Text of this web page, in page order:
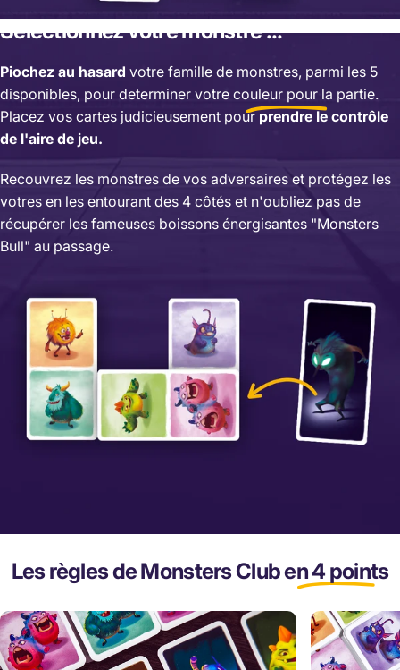
Sélectionnezvotremonstre...
Piochez au hasard votre famille de monstres, parmi les 5
disponibles, pour determiner votre couleur pour la partie.
Placez vos cartes judicieusement pourprendre le contrôle
de l'aire de jeu.
Recouvrez les monstres de vos adversaires et protégez les
votres en les entourant des 4 côtés et n'oubliez pas de
récupérer les fameuses boissons énergisantes "Monsters
Bull" au passage.
Restez discret afin d'éviter que vos adversaires ne
découvrent votre couleur.Mais attention !En fin de partie,
le Monstre Noirsortira de sa tanière pour
recouvrir les petits
monstres et les enlever,découvrant ainsi de nouveaux
Les règles de Monsters Cluben 4 points